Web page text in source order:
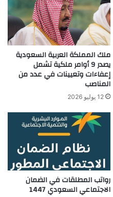
ملك المملكة العربية السعودية
يصدر 9 أوامر ملكية تشمل
إعفاءات وتعيينات في عدد من
المناصب
12 يوليو 2026
رواتب المطلقات في الضمان
الاجتماعي السعودي 1447